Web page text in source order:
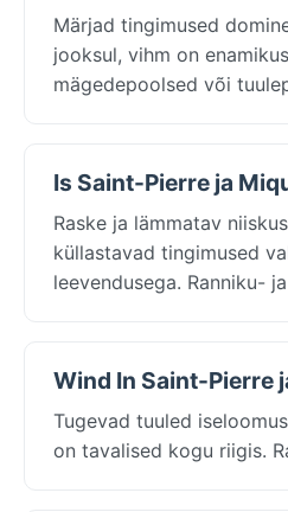
Märjad tingimused
jooksul, vihm on
mägedepoolsed või
Is Saint-Pierre ja
Raske ja lämmatav
küllastavad tingimused
leevendusega. Ranniku-
Wind In Saint-Pierre
Tugevad tuuled
on tavalised kogu riigis.